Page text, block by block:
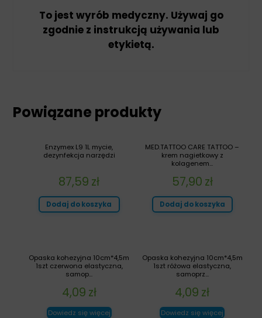
To jest wyrób medyczny. Używaj go
zgodnie z instrukcją używania lub
etykietą.
Powiązane produkty
MED.TATTOO CARE TATTOO –
krem nagietkowy z
kolagenem...
57,90 zł
Dodaj do koszyka
Enzymex L9 1L mycie,
dezynfekcja narzędzi
87,59 zł
Dodaj do koszyka
Opaska kohezyjna 10cm*4,5m
1szt różowa elastyczna,
samoprz...
4,09 zł
Dowiedz się więcej
Opaska kohezyjna 10cm*4,5m
1szt czerwona elastyczna,
samop...
4,09 zł
Dowiedz się więcej